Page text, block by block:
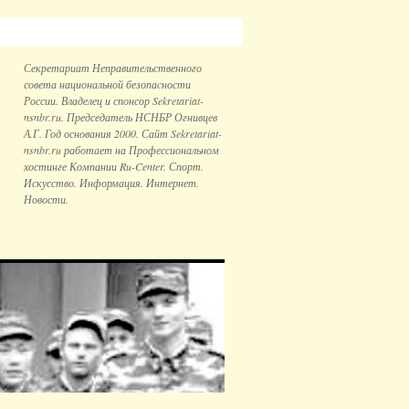
Секретариат Неправительственного
совета национальной безопаcности
России. Владелец и спонсор Sekretariat-
nsnbr.ru. Председатель НСНБР Огнивцев
А.Г. Год основания 2000. Сайт Sekretariat-
nsnbr.ru работает на Профессиональном
хостинге Компании Ru-Center. Спорт.
Искусство. Информация. Интернет.
Новости.